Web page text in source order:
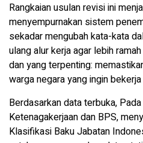
Rangkaian usulan revisi ini
menyempurnakan sistem
sekadar mengubah kata-kata
ulang alur kerja agar lebih
dan yang terpenting:
warga negara yang ingin
Berdasarkan data terbuka,
Ketenagakerjaan dan BPS,
Klasifikasi Baku Jabatan